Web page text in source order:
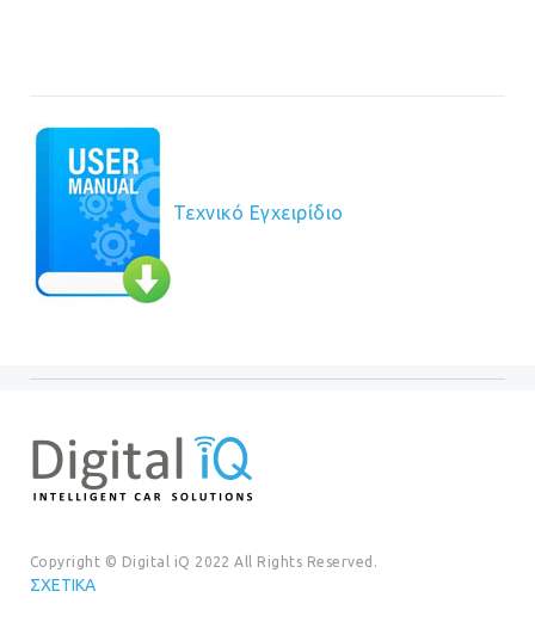
Τεχνικό Εγχειρίδιο
Copyright © Digital iQ 2022 All Rights Reserved.
ΣΧΕΤΙΚΆ